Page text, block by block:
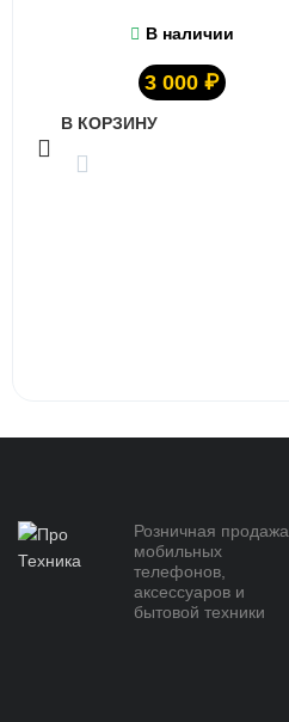
В наличии
3 000₽
В КОРЗИНУ
Розничная продажа
мобильных
телефонов,
аксессуаров и
бытовой техники